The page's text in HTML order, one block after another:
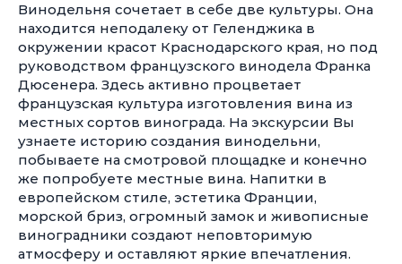
Винодельня сочетает в себе две культуры. Она
находится неподалеку от Геленджика в
окружении красот Краснодарского края, но под
руководством французского винодела Франка
Дюсенера. Здесь активно процветает
французская культура изготовления вина из
местных сортов винограда. На экскурсии Вы
узнаете историю создания винодельни,
побываете на смотровой площадке и конечно
же попробуете местные вина. Напитки в
европейском стиле, эстетика Франции,
морской бриз, огромный замок и живописные
виноградники создают неповторимую
атмосферу и оставляют яркие впечатления.